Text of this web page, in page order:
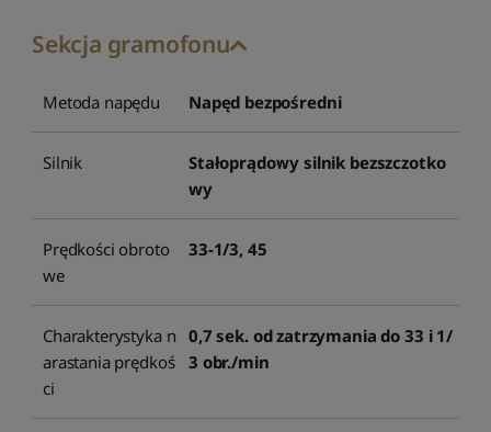
Sekcja gramofonu
Metoda napędu Napęd bezpośredni
Silnik
Stałoprądowy silnik bezszczotko
wy
Prędkości obroto
we
33-1/3, 45
Charakterystyka n
arastania prędkoś
ci
0,7 sek. od zatrzymania do 33 i 1/
3 obr./min